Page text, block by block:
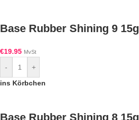
Base Rubber Shining 9 15g
€19.95 MvSt
-
+
ins Körbchen
Base Rubber Shining 8 15g